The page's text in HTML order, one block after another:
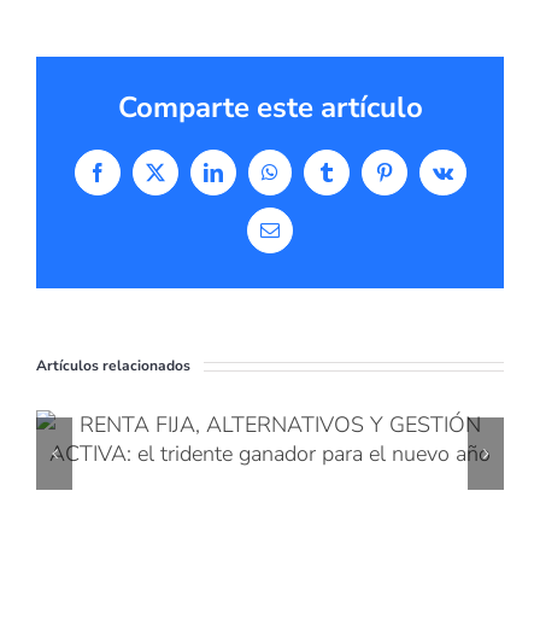
Comparte este artículo
Facebook
X LinkedInWhatsAppTumblrPinterestVk
Correo
electrónico
Artículos relacionados